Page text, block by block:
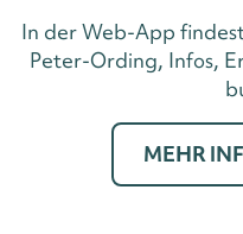
In der Web-App
Peter-Ording, Infos,
MEHR